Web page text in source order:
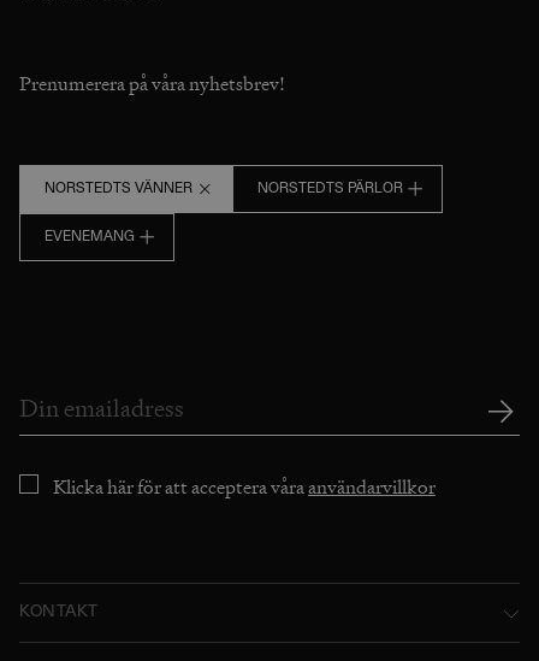
Prenumerera på våra nyhetsbrev!
NORSTEDTS VÄNNER NORSTEDTS PÄRLOR
EVENEMANG
Klicka här för att acceptera våraanvändarvillkor
KONTAKT